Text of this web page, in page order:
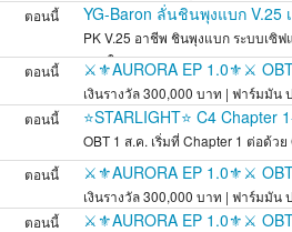
ตอนนี้
YG-Baron ลั่นชินพุงแบก V.25
PK V.25 อาชีพ ชินพุงแบก ระบบเซิ
หายใจ
ตอนนี้ ⚔️⚜️AURORA EP 1.0⚜️⚔️
เงินรางวัล 300,000 บาท | ฟาร์มมั
ตอนนี้
⭐STARLIGHT⭐ C4
OBT 1 ส.ค. เริ่มที่ Chapter 1 ต่อด้วย
สมดุล
ตอนนี้ ⚔️⚜️AURORA EP 1.0⚜️⚔️
เงินรางวัล 300,000 บาท | ฟาร์มมั
ตอนนี้
⚔️⚜️AURORA EP 1.0⚜️⚔️